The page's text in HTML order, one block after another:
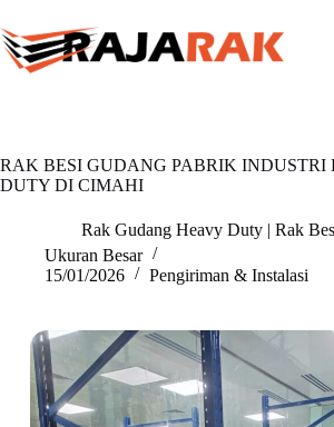
to
content
RAK BESI GUDANG PABRIK INDUSTRI
DUTY DI CIMAHI
Rak Gudang Heavy Duty | Rak
Ukuran Besar
15/01/2026
Pengiriman & Instalasi